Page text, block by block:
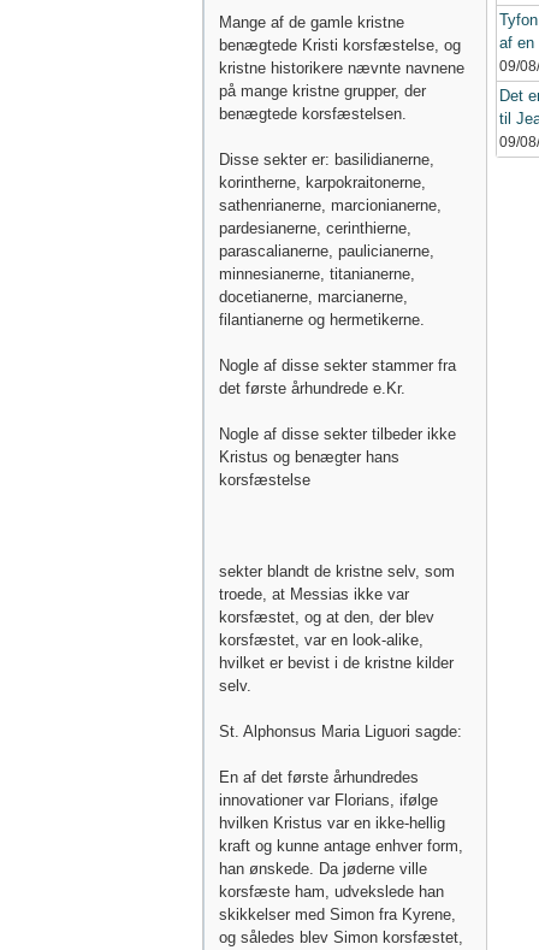
Mange af de gamle kristne
benægtede Kristi korsfæstelse, og
kristne historikere nævnte navnene
på mange kristne grupper, der
benægtede korsfæstelsen.
Disse sekter er: basilidianerne,
korintherne, karpokraitonerne,
sathenrianerne, marcionianerne,
pardesianerne, cerinthierne,
parascalianerne, paulicianerne,
minnesianerne, titanianerne,
docetianerne, marcianerne,
filantianerne og hermetikerne.
Nogle af disse sekter stammer fra
det første århundrede e.Kr.
Nogle af disse sekter tilbeder ikke
Kristus og benægter hans
korsfæstelse
sekter blandt de kristne selv, som
troede, at Messias ikke var
korsfæstet, og at den, der blev
korsfæstet, var en look-alike,
hvilket er bevist i de kristne kilder
selv.
St. Alphonsus Maria Liguori sagde:
En af det første århundredes
innovationer var Florians, ifølge
hvilken Kristus var en ikke-hellig
kraft og kunne antage enhver form,
han ønskede. Da jøderne ville
korsfæste ham, udvekslede han
skikkelser med Simon fra Kyrene,
og således blev Simon korsfæstet,
af en
09/
Det
til
09/